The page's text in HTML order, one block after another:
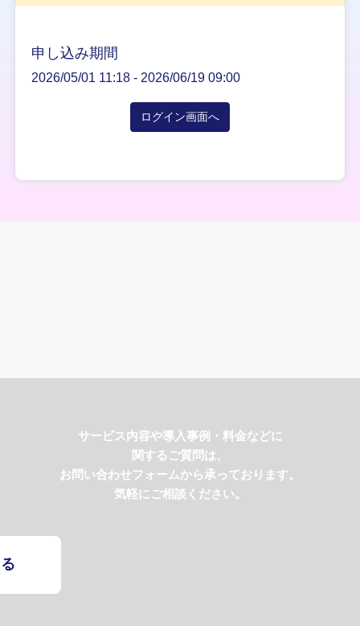
申し込み期間
2026/05/01 11:18 - 2026/06/19 09:00
ログイン画面へ
サービス内容や導入事例・料金などに
関するご質問は、
お問い合わせフォームから承っております。
気軽にご相談ください。